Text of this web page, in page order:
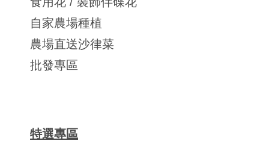
自家農場種植
農場直送沙律菜
批發專區
特選專區